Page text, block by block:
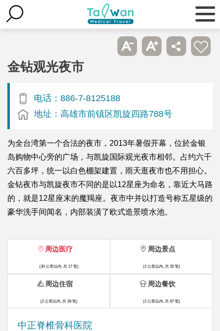
金钻观光夜市
电话：886-7-8125188
地址：高雄市前镇区凯旋四路788号
为全台湾第一个合法的夜市，2013年暑假开幕，位於金银
岛购物中心旁的广场，与凯旋国际观光夜市相邻。占约六千
六百多坪，统一以白色棚架建置，雨天逛夜市也不用担心。
金钻夜市与凯旋夜市不同的是以12星座为命名，靠近大马路
的，就是12星座末的魔羯座。夜市中并以打造号称五星级的
豪华洗手间闻名，内部装潢了欧式造景喷水池。
周边医疗
(30 公里以内, 共 17 笔)
中正脊椎骨科医院
周边景点
(2 公里以内, 共 35 笔)
周边住宿
(2 公里以内, 共 39 笔)
周边餐饮
(2 公里以内, 共 87 笔)